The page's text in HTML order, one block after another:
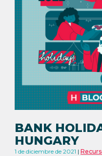
BANK
HUNGARY
1 de diciembre de 2021